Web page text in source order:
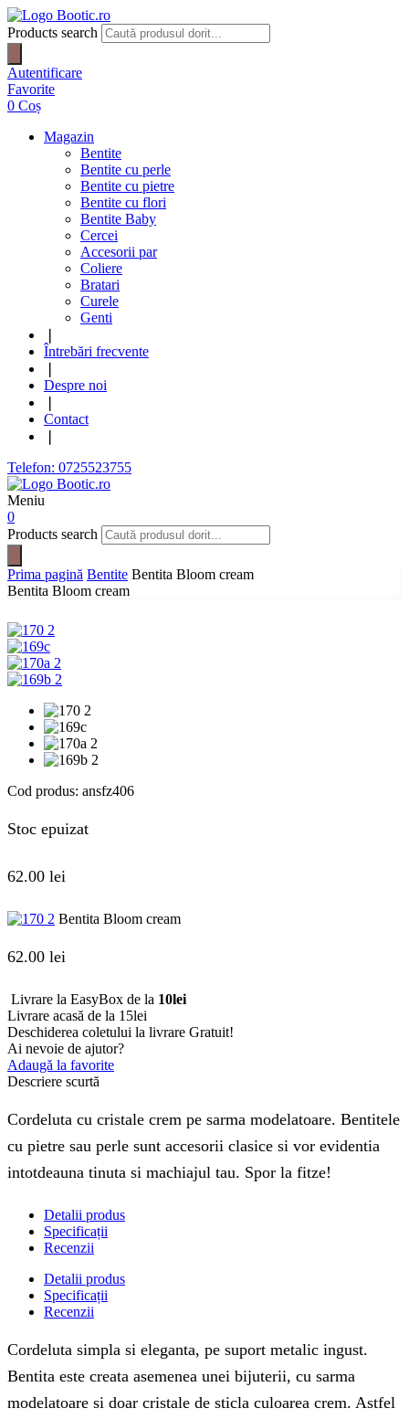
Products search
Autentificare
Favorite
0 Coș
Magazin
Bentite
Bentite cu perle
Bentite cu pietre
Bentite cu flori
Bentite Baby
Cercei
Accesorii par
Coliere
Bratari
Curele
Genti
Întrebări frecvente
Despre noi
Contact
Telefon: 0725523755
Meniu
0
Products search
Prima pagină Bentite Bentita Bloom cream
Bentita Bloom cream
Cod produs: ansfz406
Stoc epuizat
62.00 lei
Bentita Bloom cream
62.00 lei
Livrare la EasyBox de la 10lei
Livrare acasă de la 15lei
Deschiderea coletului la livrare Gratuit!
Ai nevoie de ajutor?
Adaugă la favorite
Descriere scurtă
Cordeluta cu cristale crem pe sarma modelatoare. Bentitele
cu pietre sau perle sunt accesorii clasice si vor evidentia
intotdeauna tinuta si machiajul tau. Spor la fitze!
Detalii produs
Specificații
Recenzii
Detalii produs
Specificații
Recenzii
Cordeluta simpla si eleganta, pe suport metalic ingust.
Bentita este creata asemenea unei bijuterii, cu sarma
modelatoare si doar cristale de sticla culoarea crem. Astfel